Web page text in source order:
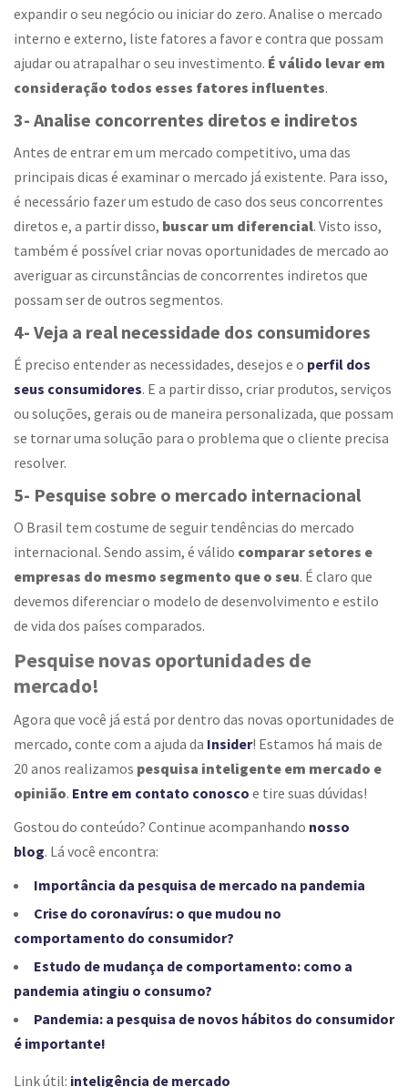
expandir o seu negócio ou iniciar do zero. Analise o mercado
interno e externo, liste fatores a favor e contra que possam
ajudar ou atrapalhar o seu investimento. É válido levar em
consideração todos esses fatores influentes.
3- Analise concorrentes diretos e indiretos
Antes de entrar em um mercado competitivo, uma das
principais dicas é examinar o mercado já existente. Para isso,
é necessário fazer um estudo de caso dos seus concorrentes
diretos e, a partir disso, buscar um diferencial. Visto isso,
também é possível criar novas oportunidades de mercado ao
averiguar as circunstâncias de concorrentes indiretos que
possam ser de outros segmentos.
4- Veja a real necessidade dos consumidores
É preciso entender as necessidades, desejos e o perfil dos
seus consumidores. E a partir disso, criar produtos, serviços
ou soluções, gerais ou de maneira personalizada, que possam
se tornar uma solução para o problema que o cliente precisa
resolver.
5- Pesquise sobre o mercado internacional
O Brasil tem costume de seguir tendências do mercado
internacional. Sendo assim, é válido comparar setores e
empresas do mesmo segmento que o seu. É claro que
devemos diferenciar o modelo de desenvolvimento e estilo
de vida dos países comparados.
Pesquise novas oportunidades de
mercado!
Agora que você já está por dentro das novas oportunidades de
mercado, conte com a ajuda da Insider! Estamos há mais de
20 anos realizamos pesquisa inteligente em mercado e
opinião. Entre em contato conosco e tire suas dúvidas!
Gostou do conteúdo? Continue acompanhando nosso
blog. Lá você encontra:
Importância da pesquisa de mercado na pandemia
Crise do coronavírus: o que mudou no
comportamento do consumidor?
Estudo de mudança de comportamento: como a
pandemia atingiu o consumo?
Pandemia: a pesquisa de novos hábitos do consumidor
é importante!
Link útil: inteligência de mercado